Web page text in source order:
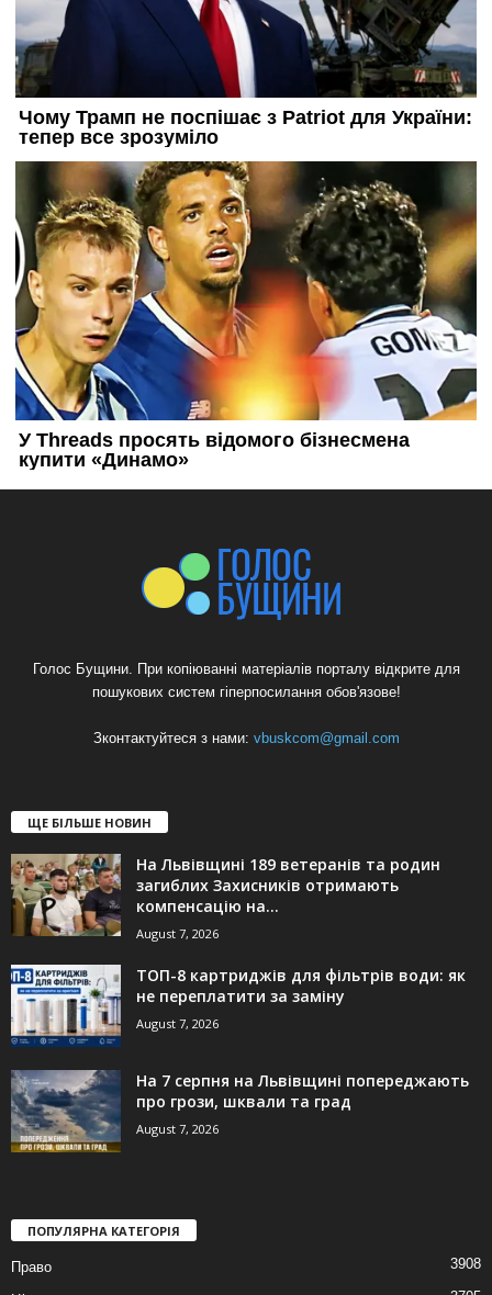
Голос Бущини. При копіюванні матеріалів порталу відкрите для
пошукових систем гіперпосилання обов'язове!
Зконтактуйтеся з нами: vbuskcom@gmail.com
ЩЕ БІЛЬШЕ НОВИН
На Львівщині 189 ветеранів та родин
загиблих Захисників отримають
компенсацію на...
August 7, 2026
ТОП-8 картриджів для фільтрів води: як
не переплатити за заміну
August 7, 2026
На 7 серпня на Львівщині попереджають
про грози, шквали та град
August 7, 2026
ПОПУЛЯРНА КАТЕГОРІЯ
Право 3908